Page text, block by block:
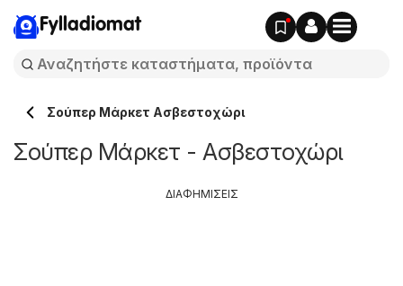
Fylladiomat
Σούπερ Μάρκετ Ασβεστοχώρι
Σούπερ Μάρκετ - Ασβεστοχώρι
ΔΙΑΦΗΜΙΣΕΙΣ